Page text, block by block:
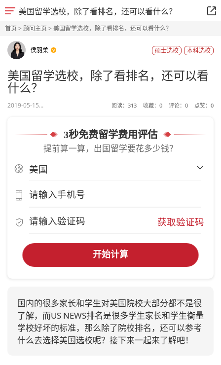
美国留学选校，除了看排名，还可以看什么？
首页> 顾问主页> 美国留学选校，除了看排名，还可以看什么？
侯羽柔 本科选校
硕士选校
美国留学选校，除了看排名，还可以看
什么？
2019-05-15... 阅读： 313 收藏： 0 评论： 0 点赞： 0
3秒免费留学费用评估
提前算一算，出国留学要花多少钱？
获取验证码
开始计算
国内的很多家长和学生对美国院校大部分都不是很
了解，而US NEWS排名是很多学生家长和学生衡量
学校好坏的标准，那么除了院校排名，还可以参考
什么去选择美国选校呢？接下来一起来了解吧！